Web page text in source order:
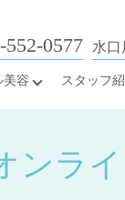
美容 スタッフ
552-0577 水口
ンラ